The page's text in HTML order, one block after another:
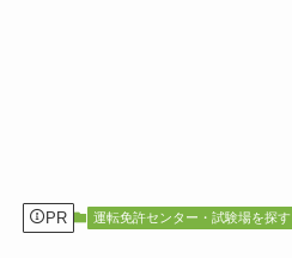
PR 運転免許センター・試験場を探す